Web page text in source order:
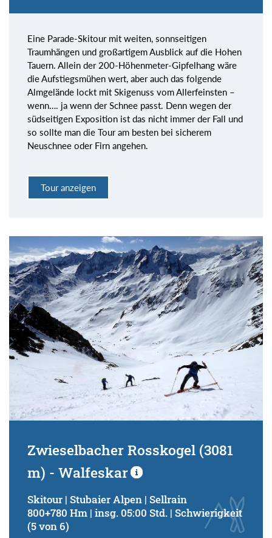
Eine Parade-Skitour mit weiten, sonnseitigen
Traumhängen und großartigem Ausblick auf die Hohen
Tauern. Allein der 200-Höhenmeter-Gipfelhang wäre
die Aufstiegsmühen wert, aber auch das folgende
Almgelände lockt mit Skigenuss vom Allerfeinsten –
wenn…. ja wenn der Schnee passt. Denn wegen der
südseitigen Exposition ist das nicht immer der Fall und
so sollte man die Tour am besten bei sicherem
Neuschnee oder Firn angehen.
Tour anzeigen
Zwieselbacher Rosskogel (3081
m) - Walfeskar
Skitour | Stubaier Alpen | Sellrain
800+780 Hm | insg. 05:00 Std. | Schwierigkeit
(5 von 6)